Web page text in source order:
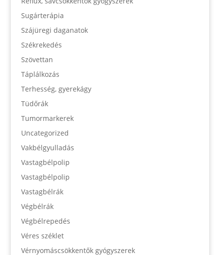
Sugárterápia
Szájüregi daganatok
Székrekedés
Szövettan
Táplálkozás
Terhesség, gyerekágy
Tüdőrák
Tumormarkerek
Uncategorized
Vakbélgyulladás
Vastagbélpolip
Vastagbélpolip
Vastagbélrák
Végbélrák
Végbélrepedés
Véres széklet
Vérnyomáscsökkentők gyógyszerek